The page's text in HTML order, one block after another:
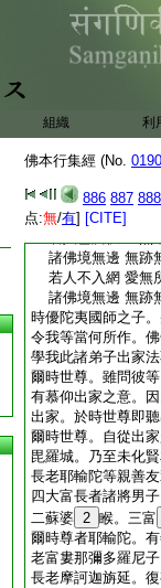
組織 利
佛本行集經 (No.
886 887 888
点:無/有] [CITE]
優陀夷國師之子。
大王勅不敢違命。
本處。辭別父母諸
頭檀勅遣來至此。
苦行已得超越。滿
藐三菩提。轉大法
一切諸眷屬故
爾時世尊。聞此語
諸佛境無邊 無跡
若人不入網 愛無
諸佛境無邊 無跡
時優陀夷國師之子
令我等當何所作。
學我此諸弟子出家
爾時世尊。雖問彼
有慕仰出家之意。
出家。於時世尊即
爾時世尊。自從出
毘羅城。乃至未化
長老耶輸陀等親善
四大富長者諸將男
二蘇婆 2 睺。三富
爾時尊者耶輸陀。
老富婁那彌多羅尼
長老摩訶迦旃延。